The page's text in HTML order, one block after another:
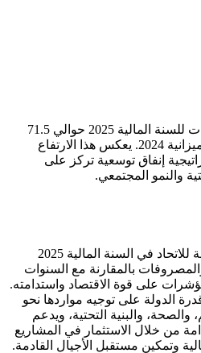
من المتوقع أن تبلـغ المصروفات للسنة المالية 2025 حوالي 71.5
مليار درهم، بزيادة 11.6٪ عن ميزانية 2024. يعكس هذا الارتفاع
إنفاق توسعية تركز على
والنمو المجتمعي.
حققت تقديرات الميزانية العامة للاتحاد في السنة المالية 2025
والمصروفات بالمقارنة مع السنوات
على قوة الاقتصاد واستدامته.
الدولة على توجيه مواردها نحو
والصحة، والبنية التحتية، ويدعم
من خلال الاستثمار في المشاريع
وتمكين مستقبل الأجيال القادمة.